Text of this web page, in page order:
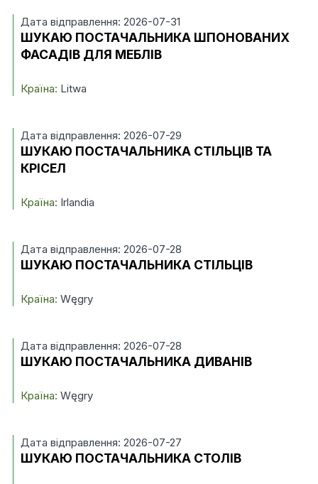
Дата відправлення: 2026-07-31
ШУКАЮ ПОСТАЧАЛЬНИКА ШПОНОВАНИХ
ФАСАДІВ ДЛЯ МЕБЛІВ
Країна: Litwa
Дата відправлення: 2026-07-29
ШУКАЮ ПОСТАЧАЛЬНИКА СТІЛЬЦІВ ТА
КРІСЕЛ
Країна: Irlandia
Дата відправлення: 2026-07-28
ШУКАЮ ПОСТАЧАЛЬНИКА СТІЛЬЦІВ
Країна: Węgry
Дата відправлення: 2026-07-28
ШУКАЮ ПОСТАЧАЛЬНИКА ДИВАНІВ
Країна: Węgry
Дата відправлення: 2026-07-27
ШУКАЮ ПОСТАЧАЛЬНИКА СТОЛІВ